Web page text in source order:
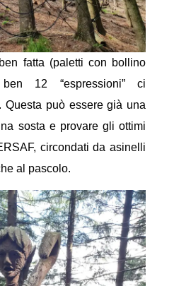
fatta (paletti con bollino
12 “espressioni” ci
Questa può essere già una
sosta e provare gli ottimi
circondati da asinelli
al pascolo.